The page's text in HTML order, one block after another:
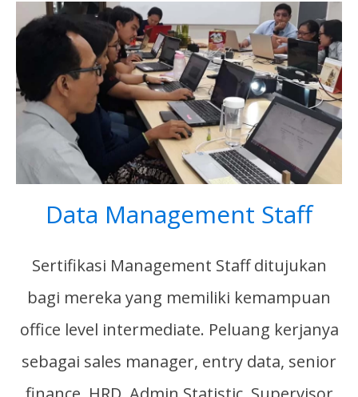
Data Management Staff
Sertifikasi Management Staff ditujukan
bagi mereka yang memiliki kemampuan
office level intermediate. Peluang kerjanya
sebagai sales manager, entry data, senior